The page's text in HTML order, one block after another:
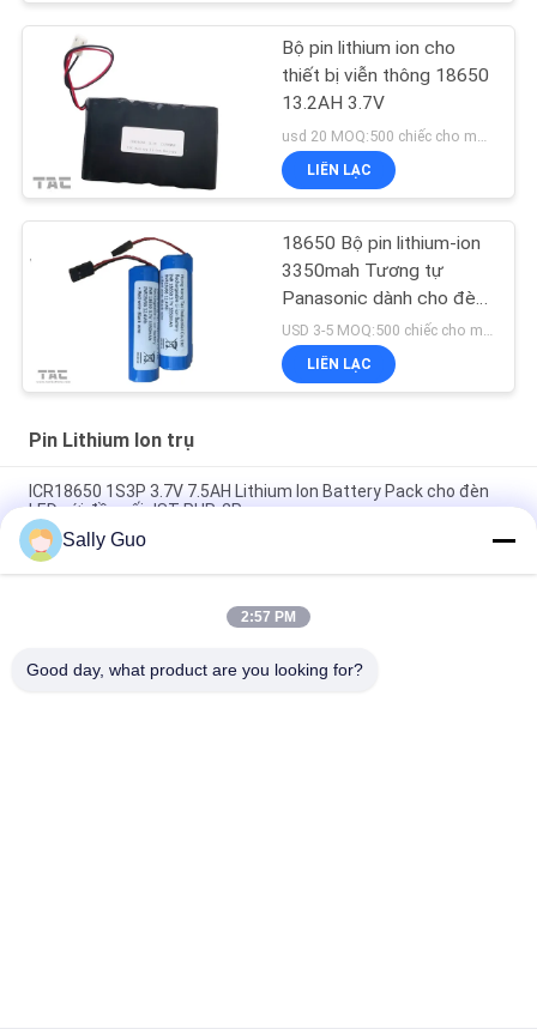
Bộ pin lithium ion cho
thiết bị viễn thông 18650
13.2AH 3.7V
LIÊN LẠC
18650 Bộ pin lithium-ion
3350mah Tương tự
Panasonic dành cho đèn
chiếu sáng đầu xe đạp
USD 3-5 MOQ:500 chiếc cho một cell, 50 gói cho bộ pin
LIÊN LẠC
Pin Lithium Ion trụ
ICR18650 1S3P 3.7V 7.5AH Lithium Ion Battery Pack cho đèn
LED với đầu nối JST PHR-2P
18650 Pin Lithium dành cho Điện thoại di động INM 7.4V
Lithium Ion 2200mAh Pack
3,7 Volt 2300mAh Lithium Ion Hình trụ Đèn có thể sạc lại cho
Sally Guo
2:57 PM
Good day, what product are you looking for?